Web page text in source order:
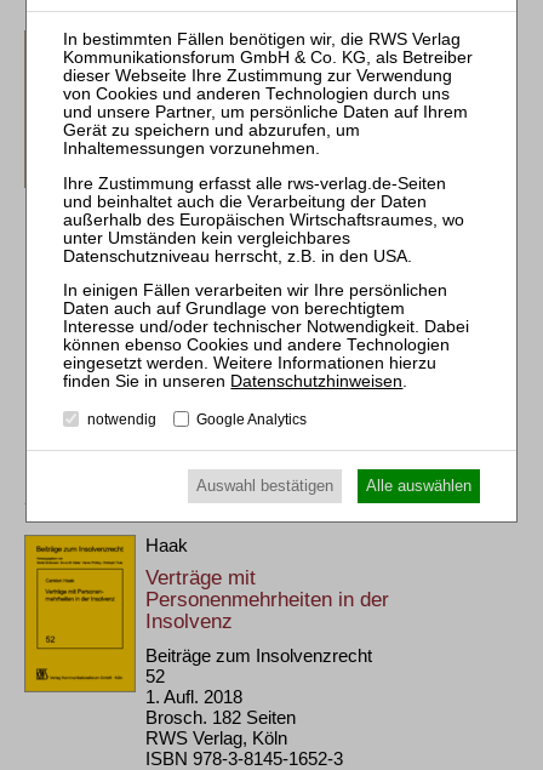
Rosenberg
Change of Control-
Klauseln in der Insolvenz
Beiträge zum Insolvenzrecht
49
Brosch. 278 Seiten
RWS Verlag, Köln
ISBN 978-3-8145-1649-3
Sofort lieferbar
mehr
Haak
Verträge mit
Personenmehrheiten in der
Insolvenz
Beiträge zum Insolvenzrecht
52
1. Aufl. 2018
Brosch. 182 Seiten
RWS Verlag, Köln
ISBN 978-3-8145-1652-3
Datenschutzhinweisen.
notwendig Google Analytics
Auswahl bestätigen Alle auswählen